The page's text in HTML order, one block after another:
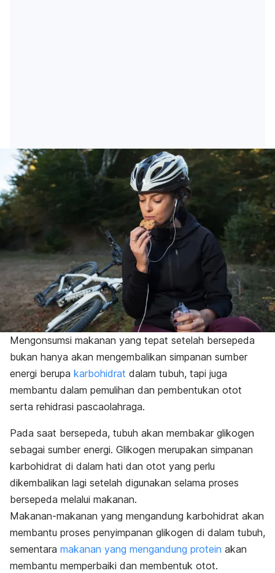
Mengonsumsi makanan yang tepat setelah bersepeda
bukan hanya akan mengembalikan simpanan sumber
energi berupa karbohidrat dalam tubuh, tapi juga
membantu dalam pemulihan dan pembentukan otot
serta rehidrasi pascaolahraga.
Pada saat bersepeda, tubuh akan membakar glikogen
sebagai sumber energi. Glikogen merupakan simpanan
karbohidrat di dalam hati dan otot yang perlu
dikembalikan lagi setelah digunakan selama proses
bersepeda melalui makanan.
Makanan-makanan yang mengandung karbohidrat akan
membantu proses penyimpanan glikogen di dalam tubuh,
sementara makanan yang mengandung protein akan
membantu memperbaiki dan membentuk otot.